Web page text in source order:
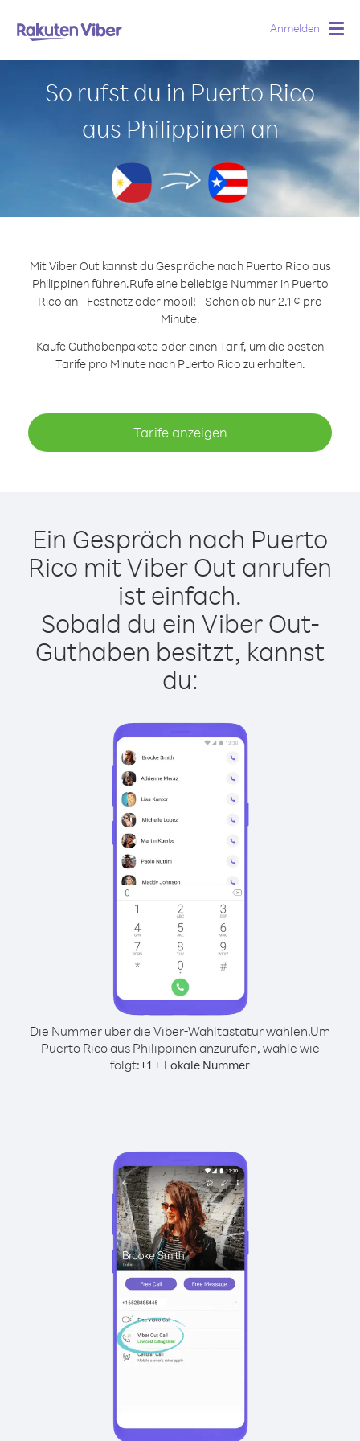
Anmelden
So rufst du in Puerto Rico
aus Philippinen an
Mit Viber Out kannst du Gespräche nach Puerto Rico aus
Philippinen führen.Rufe eine beliebige Nummer in Puerto
Rico an - Festnetz oder mobil! - Schon ab nur 2.1 ¢ pro
Minute.
Kaufe Guthabenpakete oder einen Tarif, um die besten
Tarife pro Minute nach Puerto Rico zu erhalten.
Tarife anzeigen
Ein Gespräch nach Puerto
Rico mit Viber Out anrufen
ist einfach.
Sobald du ein Viber Out-
Guthaben besitzt, kannst
du:
Die Nummer über die Viber-Wähltastatur wählen.Um
Puerto Rico aus Philippinen anzurufen, wähle wie
folgt:+1 + Lokale Nummer